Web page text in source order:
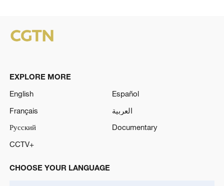
EXPLORE MORE
English
Español
Français
العربية
Русский
Documentary
CCTV+
CHOOSE YOUR LANGUAGE